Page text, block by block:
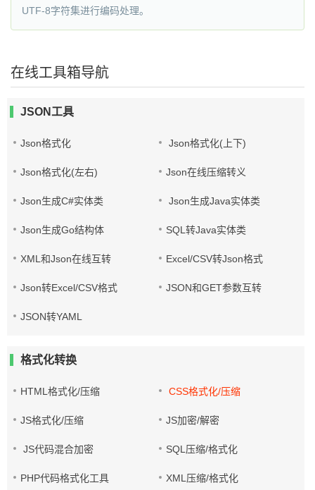
UTF-8字符集进行编码处理。
在线工具箱导航
JSON工具
Json格式化 Json格式化(上下)
Json格式化(左右) Json在线压缩转义
Json生成C#实体类 Json生成Java实体类
Json生成Go结构体 SQL转Java实体类
XML和Json在线互转 Excel/CSV转Json格式
Json转Excel/CSV格式 JSON和GET参数互转
JSON转YAML
格式化转换
HTML格式化/压缩 CSS格式化/压缩
JS格式化/压缩 JS加密/解密
JS代码混合加密 SQL压缩/格式化
PHP代码格式化工具 XML压缩/格式化